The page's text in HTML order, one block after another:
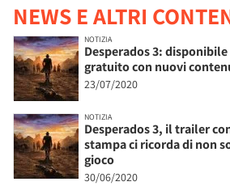
NEWS E ALTRI
NOTIZIA
Desperados 3:
gratuito con nuovi
23/07/2020
NOTIZIA
Desperados 3, il trailer
stampa ci ricorda di non
gioco
30/06/2020